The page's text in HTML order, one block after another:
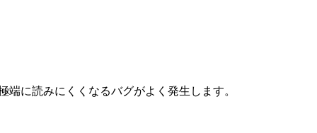
に読みにくくなるバグがよく発生します。